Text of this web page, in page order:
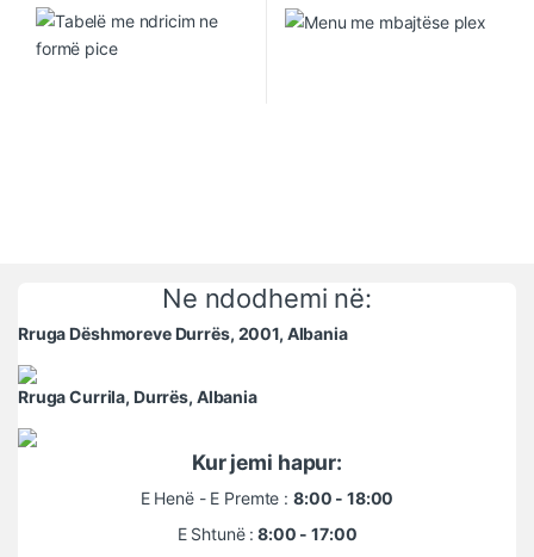
Ne ndodhemi në:
Rruga Dëshmoreve Durrës, 2001, Albania
Rruga Currila, Durrës, Albania
Kur jemi hapur:
E Henë - E Premte : 8:00 - 18:00
E Shtunë : 8:00 - 17:00